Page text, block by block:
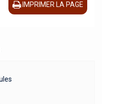
IMPRIMER LA PAGE